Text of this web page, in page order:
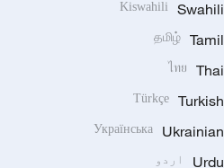
Swahili
Kiswahili
Tamil
தமிழ்
Thai
ไทย
Turkish
Türkçe
Ukrainian
Українська
Urdu اردو